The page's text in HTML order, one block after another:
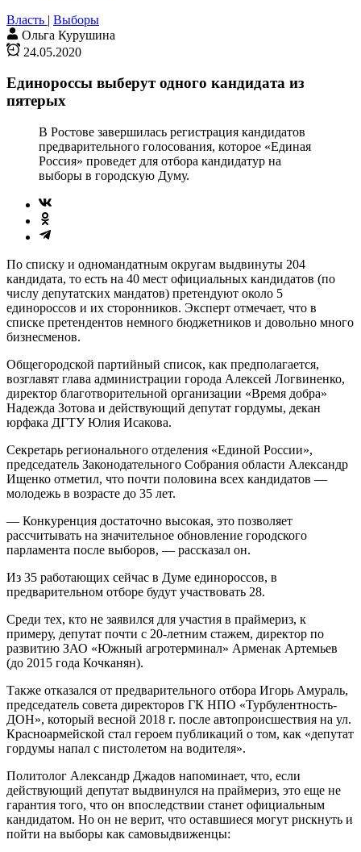
Власть | Выборы
Ольга Курушина
24.05.2020
Единороссы выберут одного кандидата из
пятерых
В Ростове завершилась регистрация кандидатов
предварительного голосования, которое «Единая
Россия» проведет для отбора кандидатур на
выборы в городскую Думу.
По списку и одномандатным округам выдвинуты 204
кандидата, то есть на 40 мест официальных кандидатов (по
числу депутатских мандатов) претендуют около 5
единороссов и их сторонников. Эксперт отмечает, что в
списке претендентов немного бюджетников и довольно много
бизнесменов.
Общегородской партийный список, как предполагается,
возглавят глава администрации города Алексей Логвиненко,
директор благотворительной организации «Время добра»
Надежда Зотова и действующий депутат гордумы, декан
юрфака ДГТУ Юлия Исакова.
Секретарь регионального отделения «Единой России»,
председатель Законодательного Собрания области Александр
Ищенко отметил, что почти половина всех кандидатов —
молодежь в возрасте до 35 лет.
— Конкуренция достаточно высокая, это позволяет
рассчитывать на значительное обновление городского
парламента после выборов, — рассказал он.
Из 35 работающих сейчас в Думе единороссов, в
предварительном отборе будут участвовать 28.
Среди тех, кто не заявился для участия в праймериз, к
примеру, депутат почти с 20-летним стажем, директор по
развитию ЗАО «Южный агротерминал» Арменак Артемьев
(до 2015 года Кочканян).
Также отказался от предварительного отбора Игорь Амураль,
председатель совета директоров ГК НПО «Турбулентность-
ДОН», который весной 2018 г. после автопроисшествия на ул.
Красноармейской стал героем публикаций о том, как «депутат
гордумы напал с пистолетом на водителя».
Политолог Александр Джадов напоминает, что, если
действующий депутат выдвинулся на праймериз, это еще не
гарантия того, что он впоследствии станет официальным
кандидатом. Но он не верит, что оставшиеся могут рискнуть и
пойти на выборы как самовыдвиженцы: